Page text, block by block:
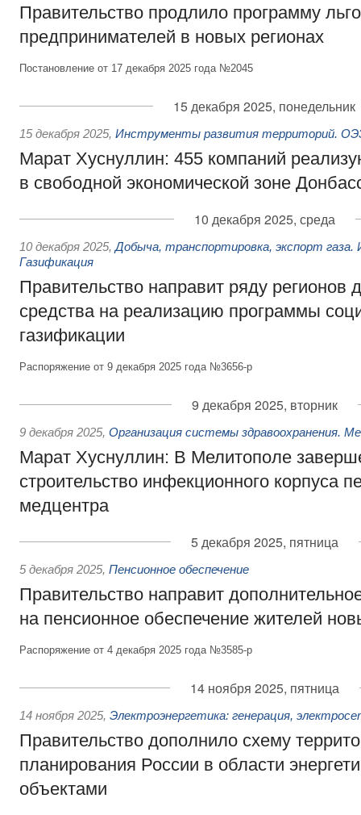
Правительство продлило программу
предпринимателей в новых регионах
Постановление от 17 декабря 2025 года №2045
15 декабря 2025, понедельник
15 декабря 2025, Инструменты развития территорий.
Марат Хуснуллин: 455 компаний
в свободной экономической зоне
10 декабря 2025, среда
10 декабря 2025, Добыча, транспортировка, экспорт
Газификация
Правительство направит ряду регионов
средства на реализацию программы
газификации
Распоряжение от 9 декабря 2025 года №3656-р
9 декабря 2025, вторник
9 декабря 2025, Организация системы здравоохранения.
Марат Хуснуллин: В Мелитополе
строительство инфекционного корпуса
медцентра
5 декабря 2025, пятница
5 декабря 2025, Пенсионное обеспечение
Правительство направит
на пенсионное обеспечение жителей
Распоряжение от 4 декабря 2025 года №3585-р
14 ноября 2025, пятница
14 ноября 2025, Электроэнергетика: генерация,
Правительство дополнило схему
планирования России в области
объектами